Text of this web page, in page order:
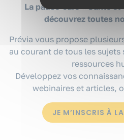
La pause-café « Santé et
découvrez toutes
Prévia vous propose
au courant de tous les sujets
ressources
Développez vos
webinaires et articles,
JE M’INSCRIS À